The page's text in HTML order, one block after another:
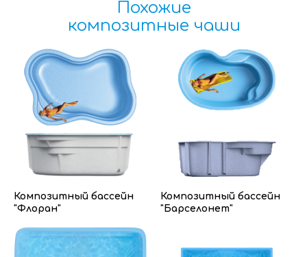
Похожие
композитные чаши
Композитный бассейн
"Флоран"
Композитный бассейн
"Барселонет"